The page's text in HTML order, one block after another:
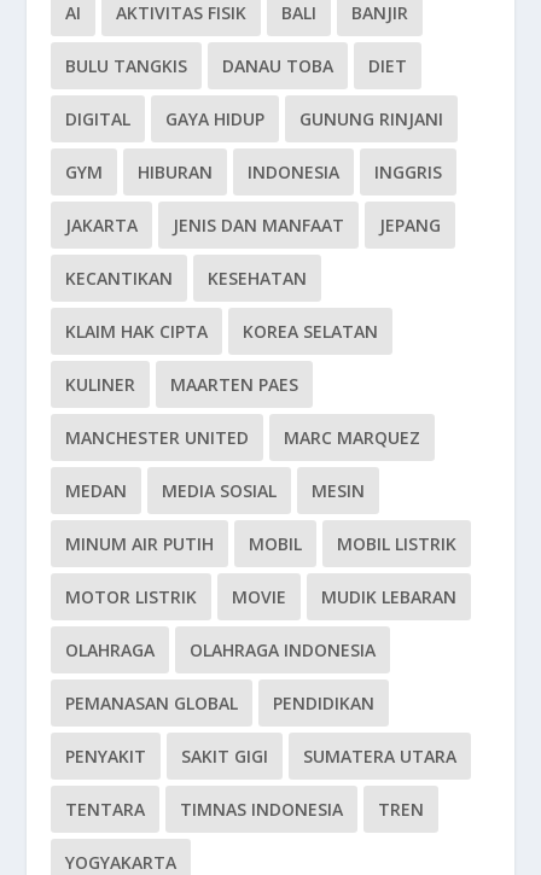
AI AKTIVITAS FISIK BALI BANJIR
BULU TANGKIS DANAU TOBA DIET
DIGITAL GAYA HIDUP GUNUNG RINJANI
GYM HIBURAN INDONESIA INGGRIS
JAKARTA JENIS DAN MANFAAT JEPANG
KECANTIKAN KESEHATAN
KLAIM HAK CIPTA KOREA SELATAN
KULINER MAARTEN PAES
MANCHESTER UNITED MARC MARQUEZ
MEDAN MEDIA SOSIAL MESIN
MINUM AIR PUTIH MOBIL MOBIL LISTRIK
MOTOR LISTRIK MOVIE MUDIK LEBARAN
OLAHRAGA OLAHRAGA INDONESIA
PEMANASAN GLOBAL PENDIDIKAN
PENYAKIT SAKIT GIGI SUMATERA UTARA
TENTARA TIMNAS INDONESIA TREN
YOGYAKARTA